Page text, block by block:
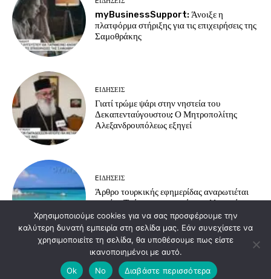
myBusinessSupport: Άνοιξε η
πλατφόρμα στήριξης για τις επιχειρήσεις της
Σαμοθράκης
EΙΔΗΣΕΙΣ
Γιατί τρώμε ψάρι στην νηστεία του
Δεκαπενταύγουστου; Ο Μητροπολίτης
Αλεξανδρουπόλεως εξηγεί
EΙΔΗΣΕΙΣ
Άρθρο τουρκικής εφημερίδας αναρωτιέται
γιατί οι Τούρκοι προτιμούν τα ελληνικά
νησιά για διακοπές
Load more
Χρησιμοποιούμε cookies για να σας προσφέρουμε την
καλύτερη δυνατή εμπειρία στη σελίδα μας. Εάν συνεχίσετε να
χρησιμοποιείτε τη σελίδα, θα υποθέσουμε πως είστε
ικανοποιημένοι με αυτό.
Ok
No Διαβάστε περισσότερα